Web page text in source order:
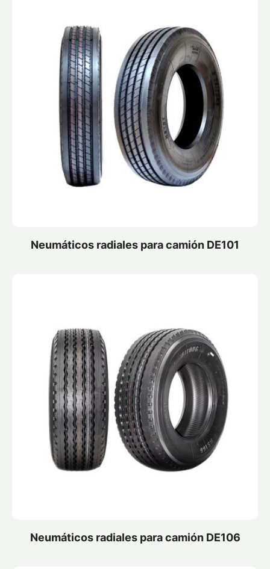
Neumáticos radiales para camión DE101
Neumáticos radiales para camión DE106